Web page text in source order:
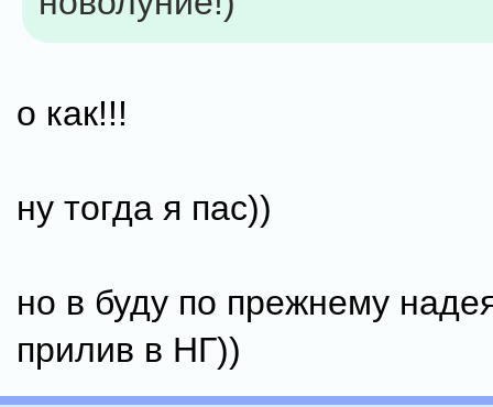
о как!!!
ну тогда я пас))
но в буду по прежнему
прилив в НГ))